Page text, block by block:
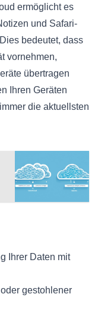
ermöglicht es
und Safari-
bedeutet, dass
vornehmen,
übertragen
Ihren Geräten
die aktuellsten
Ihrer Daten mit
gestohlener